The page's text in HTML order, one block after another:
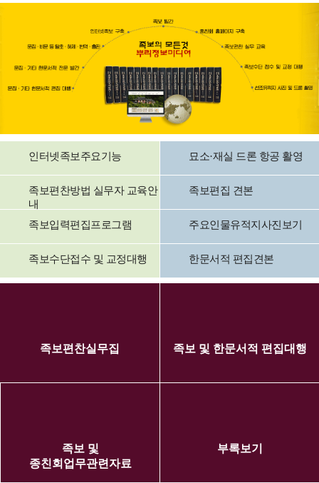
인터넷족보주요기능 묘소·재실 드론 항공 활영
족보편찬방법 실무자 교육안
내
족보편집 견본
족보입력편집프로그램 주요인물유적지사진보기
족보수단접수 및 교정대행 한문서적 편집견본
족보편찬실무집 족보 및 한문서적 편집대행
족보 및
종친회업무관련자료
부록보기